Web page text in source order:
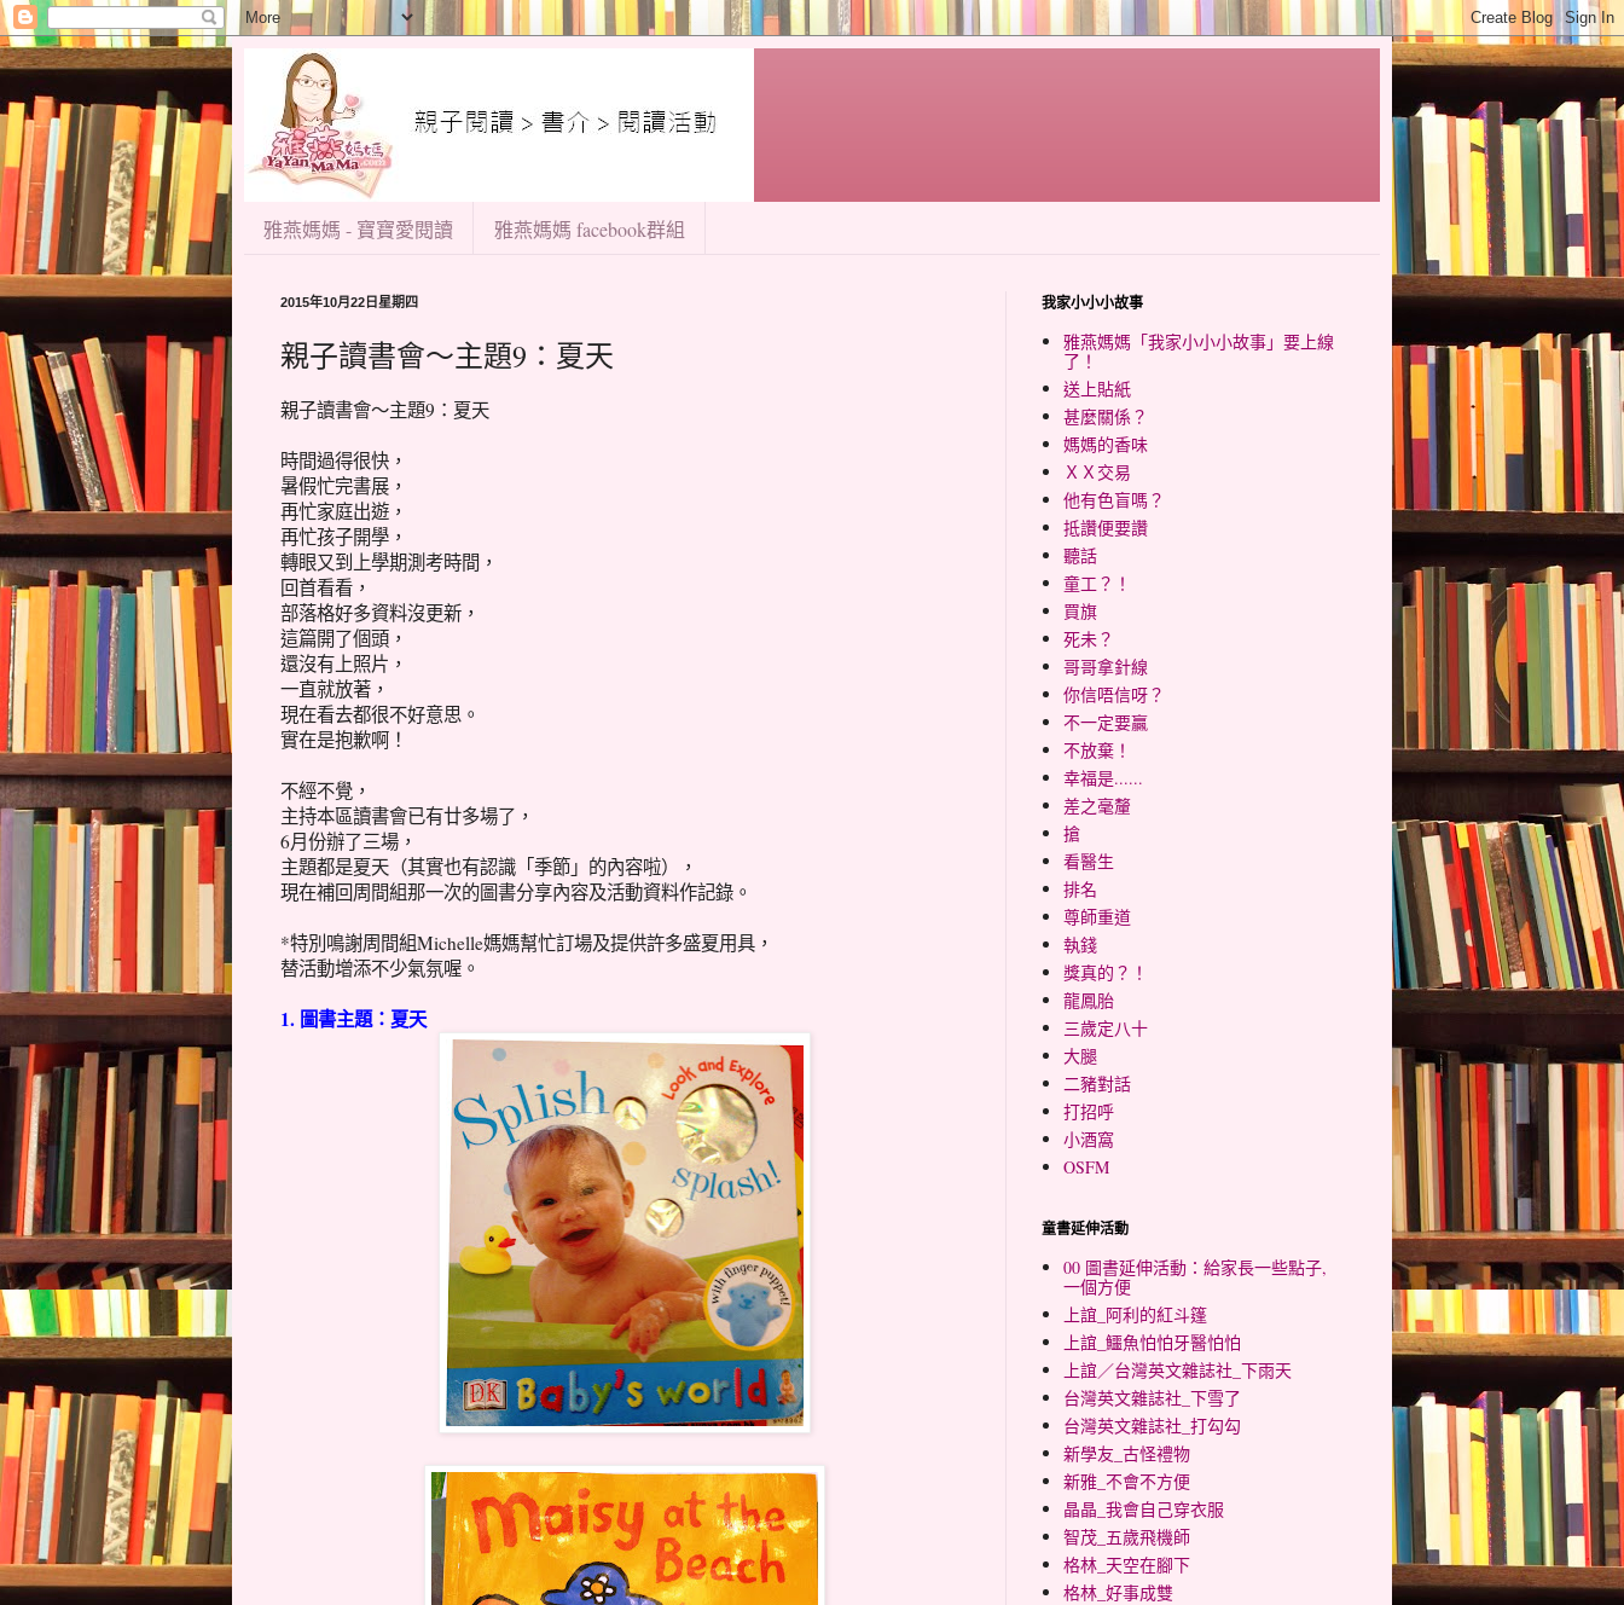
雅燕媽媽 - 寶寶愛閱讀 雅燕媽媽 facebook群組
2015年10月22日星期四
親子讀書會～主題9：夏天
親子讀書會～主題9：夏天
時間過得很快，
暑假忙完書展，
再忙家庭出遊，
再忙孩子開學，
轉眼又到上學期測考時間，
回首看看，
部落格好多資料沒更新，
這篇開了個頭，
還沒有上照片，
一直就放著，
現在看去都很不好意思。
實在是抱歉啊！
不經不覺，
主持本區讀書會已有廿多場了，
6月份辦了三場，
主題都是夏天（其實也有認識「季節」的內容啦），
現在補回周間組那一次的圖書分享內容及活動資料作記錄。
*特別鳴謝周間組Michelle媽媽幫忙訂場及提供許多盛夏用具，
替活動增添不少氣氛喔。
1. 圖書主題：夏天
我家小小小故事
雅燕媽媽「我家小小小故事」要上線
了！
送上貼紙
甚麼關係？
媽媽的香味
ＸＸ交易
他有色盲嗎？
抵讚便要讚
聽話
童工？！
買旗
死未？
哥哥拿針線
你信唔信呀？
不一定要贏
不放棄！
幸福是......
差之毫釐
搶
看醫生
排名
尊師重道
執錢
獎真的？！
龍鳳胎
三歲定八十
大腿
二豬對話
打招呼
小酒窩
OSFM
童書延伸活動
00 圖書延伸活動：給家長一些點子,
一個方便
上誼_阿利的紅斗篷
上誼_鱷魚怕怕牙醫怕怕
上誼／台灣英文雜誌社_下雨天
台灣英文雜誌社_下雪了
台灣英文雜誌社_打勾勾
新學友_古怪禮物
新雅_不會不方便
晶晶_我會自己穿衣服
智茂_五歲飛機師
格林_天空在腳下
格林_好事成雙